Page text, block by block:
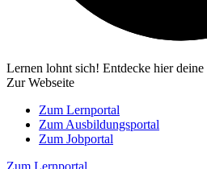
Lernen lohnt sich! Entdecke hier deine
Zur Webseite
Zum Lernportal
Zum Ausbildungsportal
Zum Jobportal
Zum Lernportal